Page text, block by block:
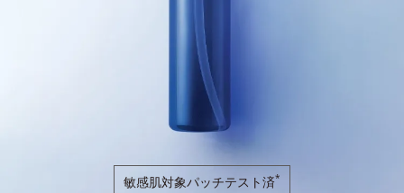
敏感肌対象パッチテスト済*